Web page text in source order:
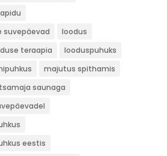
loodus
teraapia
looduspuhuks
majutus spithamis
saunaga
eestis